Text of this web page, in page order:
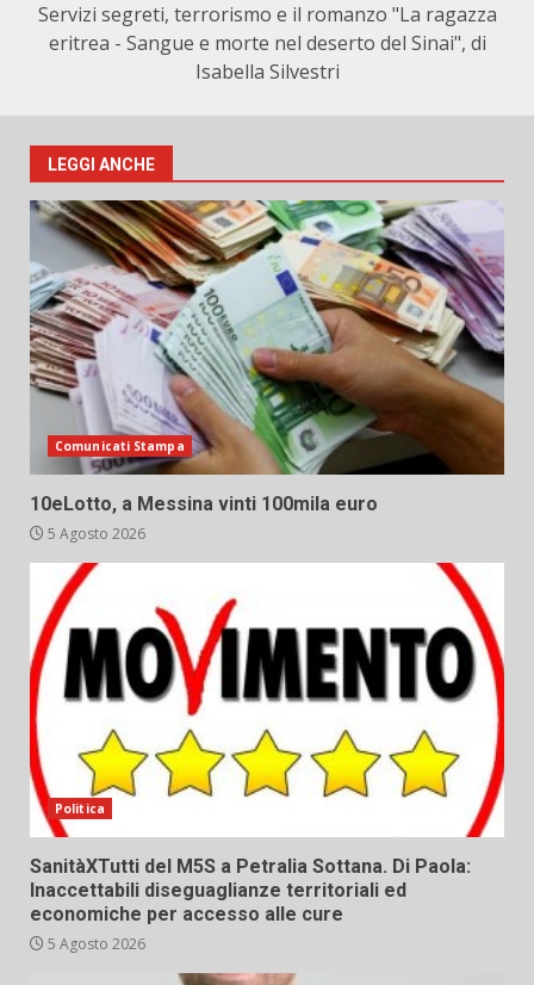
Servizi segreti, terrorismo e il romanzo "La ragazza
eritrea - Sangue e morte nel deserto del Sinai", di
Isabella Silvestri
LEGGI ANCHE
Comunicati Stampa
10eLotto, a Messina vinti 100mila euro
5 Agosto 2026
Politica
SanitàXTutti del M5S a Petralia Sottana. Di Paola:
Inaccettabili diseguaglianze territoriali ed
economiche per accesso alle cure
5 Agosto 2026